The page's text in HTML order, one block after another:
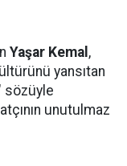
Yaşar Kemal ,
yansıtan
sözüyle
unutulmaz